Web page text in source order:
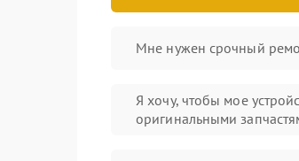
Мне нужен срочный
Я хочу, чтобы мое
оригинальными